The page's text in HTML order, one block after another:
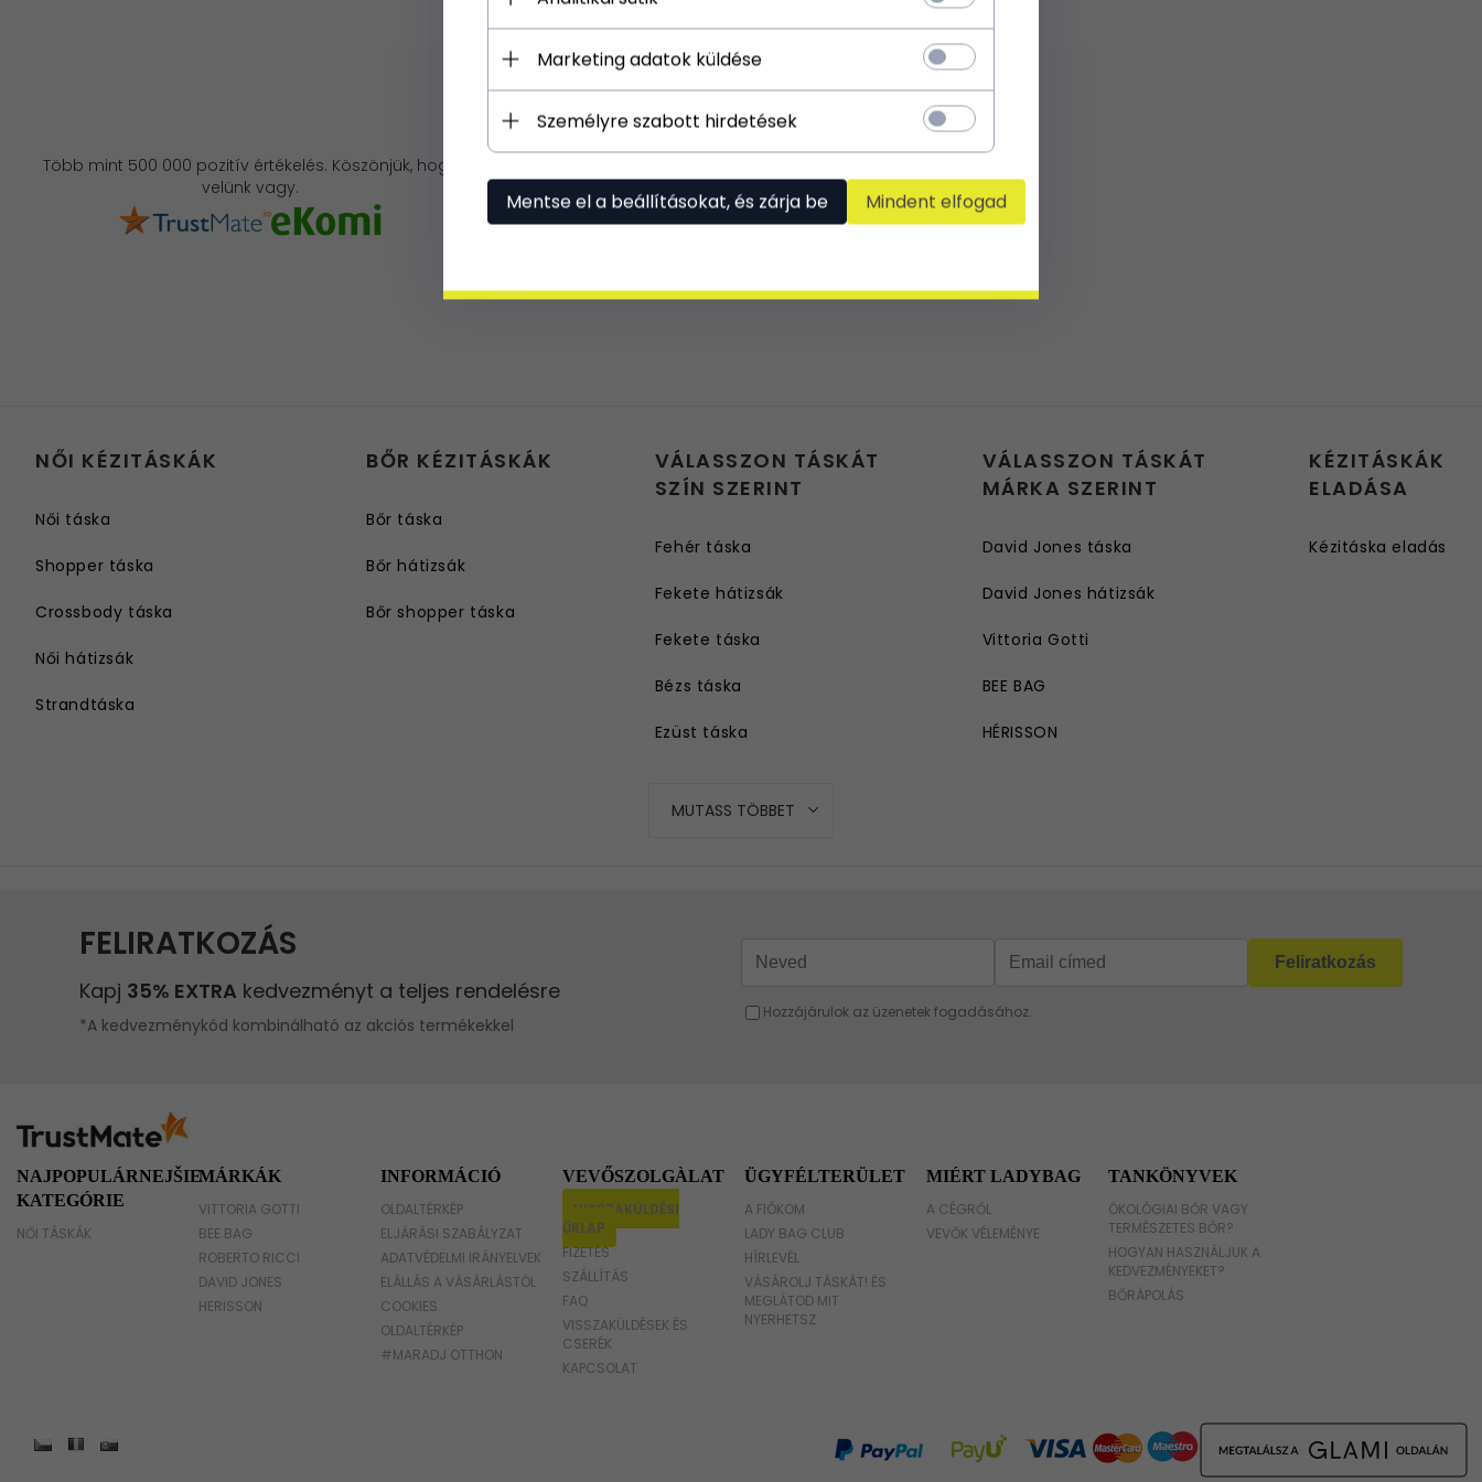
Több mint 500 000 pozitív értékelés. Köszönjük, hogy
velünk vagy.
NŐI KÉZITÁSKÁK
Női táska
Shopper táska
Crossbody táska
Női hátizsák
Strandtáska
Láncos táska
Kis táska
BŐR KÉZITÁSKÁK
Bőr táska
Bőr hátizsák
Bőr shopper táska
VÁLASSZON TÁSKÁT
SZÍN SZERINT
Fehér táska
Fekete hátizsák
Fekete táska
Bézs táska
Ezüst táska
Barna táska
Menta táska
VÁLASSZON TÁSKÁT
MÁRKA SZERINT
David Jones táska
David Jones hátizsák
Vittoria Gotti
BEE BAG
HÉRISSON
KÉZITÁSKÁK
ELADÁSA
Kézitáska eladás
MUTASS TÖBBET
NAJPOPULÁRNEJŠIE
KATEGÓRIE
NŐI TÁSKÁK
MÁRKÁK
VITTORIA GOTTI
BEE BAG
ROBERTO RICCI
DAVID JONES
HERISSON
INFORMÁCIÓ
OLDALTÉRKÉP
ELJÁRÁSI SZABÁLYZAT
ADATVÉDELMI IRÁNYELVEK
ELÁLLÁS A VÁSÁRLÁSTÓL
COOKIES
OLDALTÉRKÉP
#MARADJ OTTHON
VEVŐSZOLGÀLAT
VISSZAKÜLDÉSI
ŰRLAP
FIZETÉS
SZÁLLÍTÁS
FAQ
VISSZAKÜLDÉSEK ÉS
CSERÉK
KAPCSOLAT
ÜGYFÉLTERÜLET
A FIÓKOM
LADY BAG CLUB
HÍRLEVÉL
VÁSÁROLJ TÁSKÁT! ÉS
MEGLÁTOD MIT
NYERHETSZ
MIÉRT LADYBAG
A CÉGRŐL
VEVŐK VÉLEMÉNYE
TANKÖNYVEK
ÖKOLÓGIAI BŐR VAGY
TERMÉSZETES BŐR?
HOGYAN HASZNÁLJUK A
KEDVEZMÉNYEKET?
BŐRÁPOLÁS
Marketing adatok küldése
Személyre szabott hirdetések
Mentse el a beállításokat, és zárja be Mindent elfogad